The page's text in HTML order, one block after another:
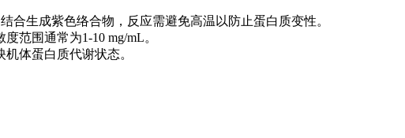
合生成紫色络合物，反应需避免高温以防止蛋白质变性。
范围通常为1-10 mg/mL。
体蛋白质代谢状态。